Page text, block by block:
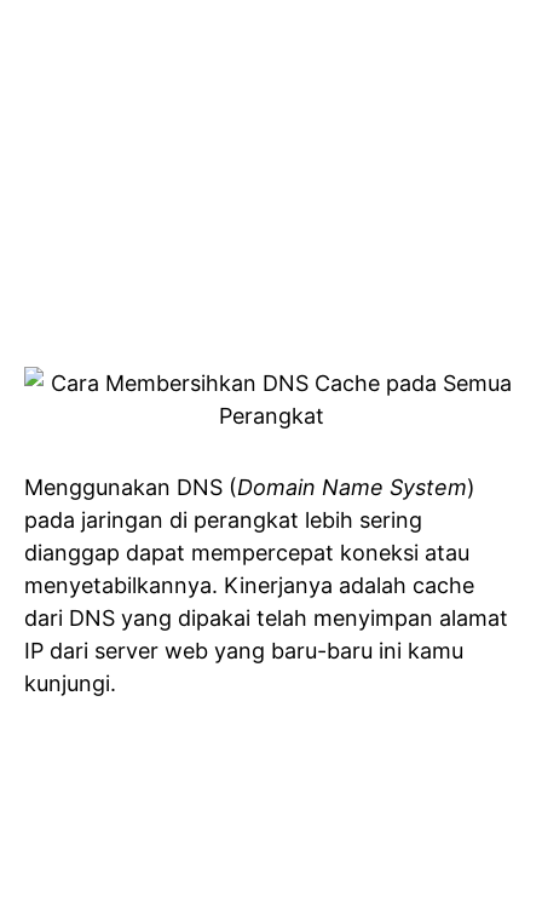
Menggunakan DNS (Domain Name System)
pada jaringan di perangkat lebih sering
dianggap dapat mempercepat koneksi atau
menyetabilkannya. Kinerjanya adalah cache
dari DNS yang dipakai telah menyimpan alamat
IP dari server web yang baru-baru ini kamu
kunjungi.